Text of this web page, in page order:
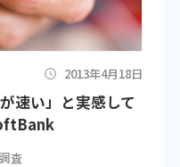
2013年4月18日
速い」と実感して
査